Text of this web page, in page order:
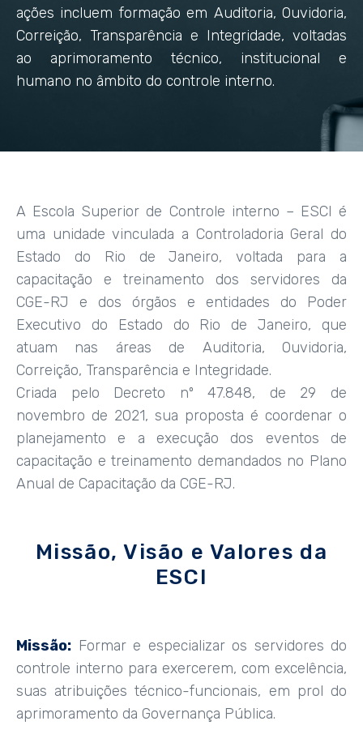
ações incluem formação em Auditoria, Ouvidoria,
Correição, Transparência e Integridade, voltadas
ao aprimoramento técnico, institucional e
humano no âmbito do controle interno.
A Escola Superior de Controle interno – ESCI é
uma unidade vinculada a Controladoria Geral do
Estado do Rio de Janeiro, voltada para a
capacitação e treinamento dos servidores da
CGE-RJ e dos órgãos e entidades do Poder
Executivo do Estado do Rio de Janeiro, que
atuam nas áreas de Auditoria, Ouvidoria,
Correição, Transparência e Integridade.
Criada pelo Decreto nº 47.848, de 29 de
novembro de 2021, sua proposta é coordenar o
planejamento e a execução dos eventos de
capacitação e treinamento demandados no Plano
Anual de Capacitação da CGE-RJ.
Missão, Visão e Valores da
ESCI
Missão: Formar e especializar os servidores do
controle interno para exercerem, com excelência,
suas atribuições técnico-funcionais, em prol do
aprimoramento da Governança Pública.